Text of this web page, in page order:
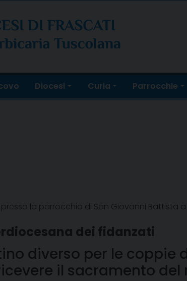
Diocesi Curia Parrocchie
la parrocchia di San Giovanni Battista a
dei fidanzati
diverso per le coppie
il sacramento